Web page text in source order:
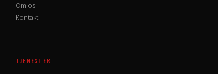
Om os
Kontakt
TJENESTER